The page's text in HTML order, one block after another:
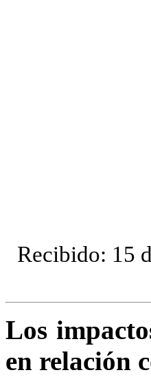
Recibido: 15
Los
en relación